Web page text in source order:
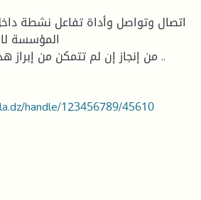
اتصال وتواصل وأداة تفاعل نشطة
المؤسسة
من إنجاز إن لم تتمكن من إبراز هذه الإنجازات إلى الفئات ..
handle/123456789/45610